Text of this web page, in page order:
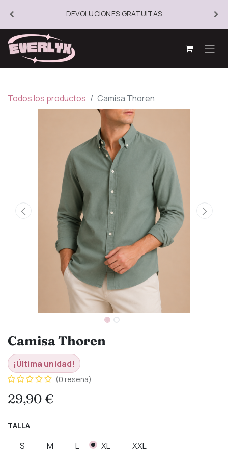
DEVOLUCIONES GRATUITAS
Todos los productos Camisa Thoren
Camisa Thoren
¡Última unidad!
(0 reseña)
29,90€
TALLA
S M L XL XXL